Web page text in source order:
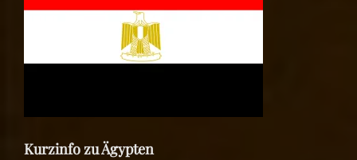
Kurzinfo zu Ägypten